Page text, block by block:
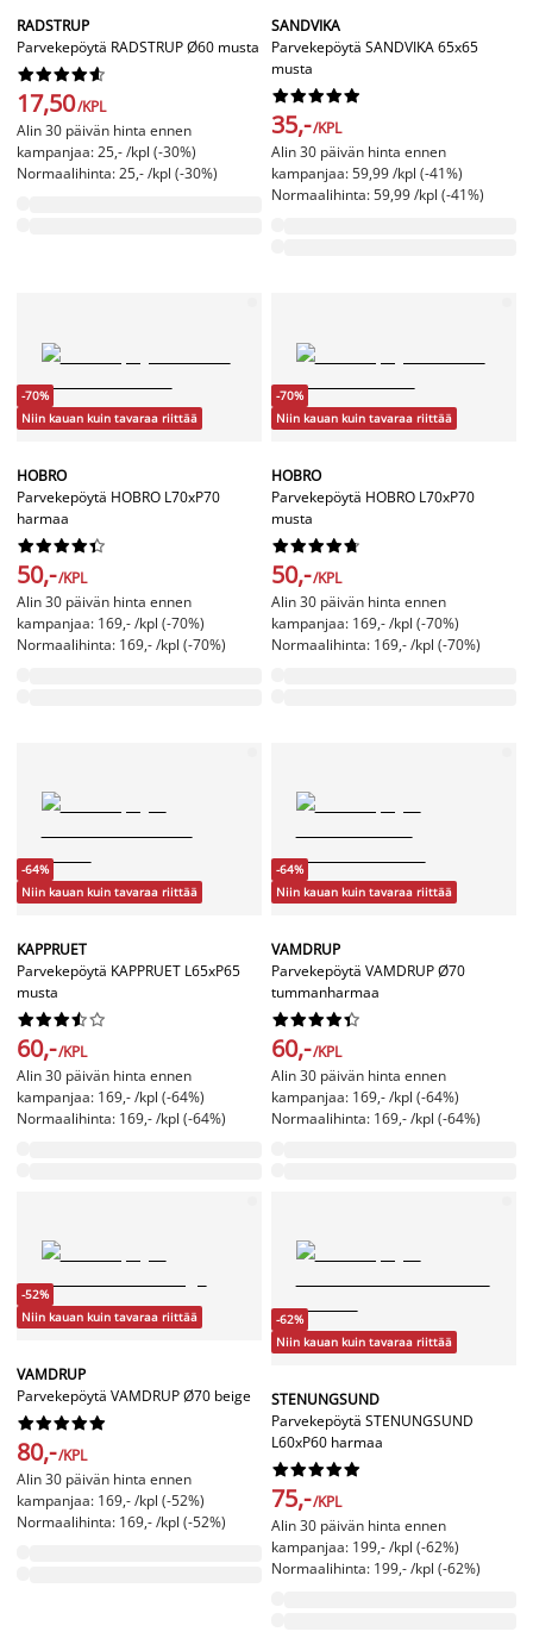
RADSTRUP
Parvekepöytä RADSTRUP Ø60 musta






17,50/KPL
Alin 30 päivän hinta ennen
kampanjaa: 25,- /kpl (-30%)
Normaalihinta: 25,- /kpl (-30%)
SANDVIKA
Parvekepöytä SANDVIKA 65x65
musta






35,-/KPL
Alin 30 päivän hinta ennen
kampanjaa: 59,99 /kpl (-41%)
Normaalihinta: 59,99 /kpl (-41%)
-70%
Niin kauan kuin tavaraa riittää
HOBRO
Parvekepöytä HOBRO L70xP70
harmaa






50,-/KPL
Alin 30 päivän hinta ennen
kampanjaa: 169,- /kpl (-70%)
Normaalihinta: 169,- /kpl (-70%)
-70%
Niin kauan kuin tavaraa riittää
HOBRO
Parvekepöytä HOBRO L70xP70
musta






50,-/KPL
Alin 30 päivän hinta ennen
kampanjaa: 169,- /kpl (-70%)
Normaalihinta: 169,- /kpl (-70%)
-64%
Niin kauan kuin tavaraa riittää
KAPPRUET
Parvekepöytä KAPPRUET L65xP65
musta






60,-/KPL
Alin 30 päivän hinta ennen
kampanjaa: 169,- /kpl (-64%)
Normaalihinta: 169,- /kpl (-64%)
-64%
Niin kauan kuin tavaraa riittää
VAMDRUP
Parvekepöytä VAMDRUP Ø70
tummanharmaa






60,-/KPL
Alin 30 päivän hinta ennen
kampanjaa: 169,- /kpl (-64%)
Normaalihinta: 169,- /kpl (-64%)
-52%
Niin kauan kuin tavaraa riittää
VAMDRUP
Parvekepöytä VAMDRUP Ø70 beige






80,-/KPL
Alin 30 päivän hinta ennen
kampanjaa: 169,- /kpl (-52%)
Normaalihinta: 169,- /kpl (-52%)
-62%
Niin kauan kuin tavaraa riittää
STENUNGSUND
Parvekepöytä STENUNGSUND
L60xP60 harmaa






75,-/KPL
Alin 30 päivän hinta ennen
kampanjaa: 199,- /kpl (-62%)
Normaalihinta: 199,- /kpl (-62%)